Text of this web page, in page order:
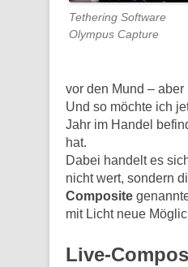
Tethering Software
Olympus Capture
vor den Mund –
Und so möchte ich
Jahr im Handel
hat.
Dabei handelt es
nicht wert, sondern
Composite
mit Licht neue
Live-